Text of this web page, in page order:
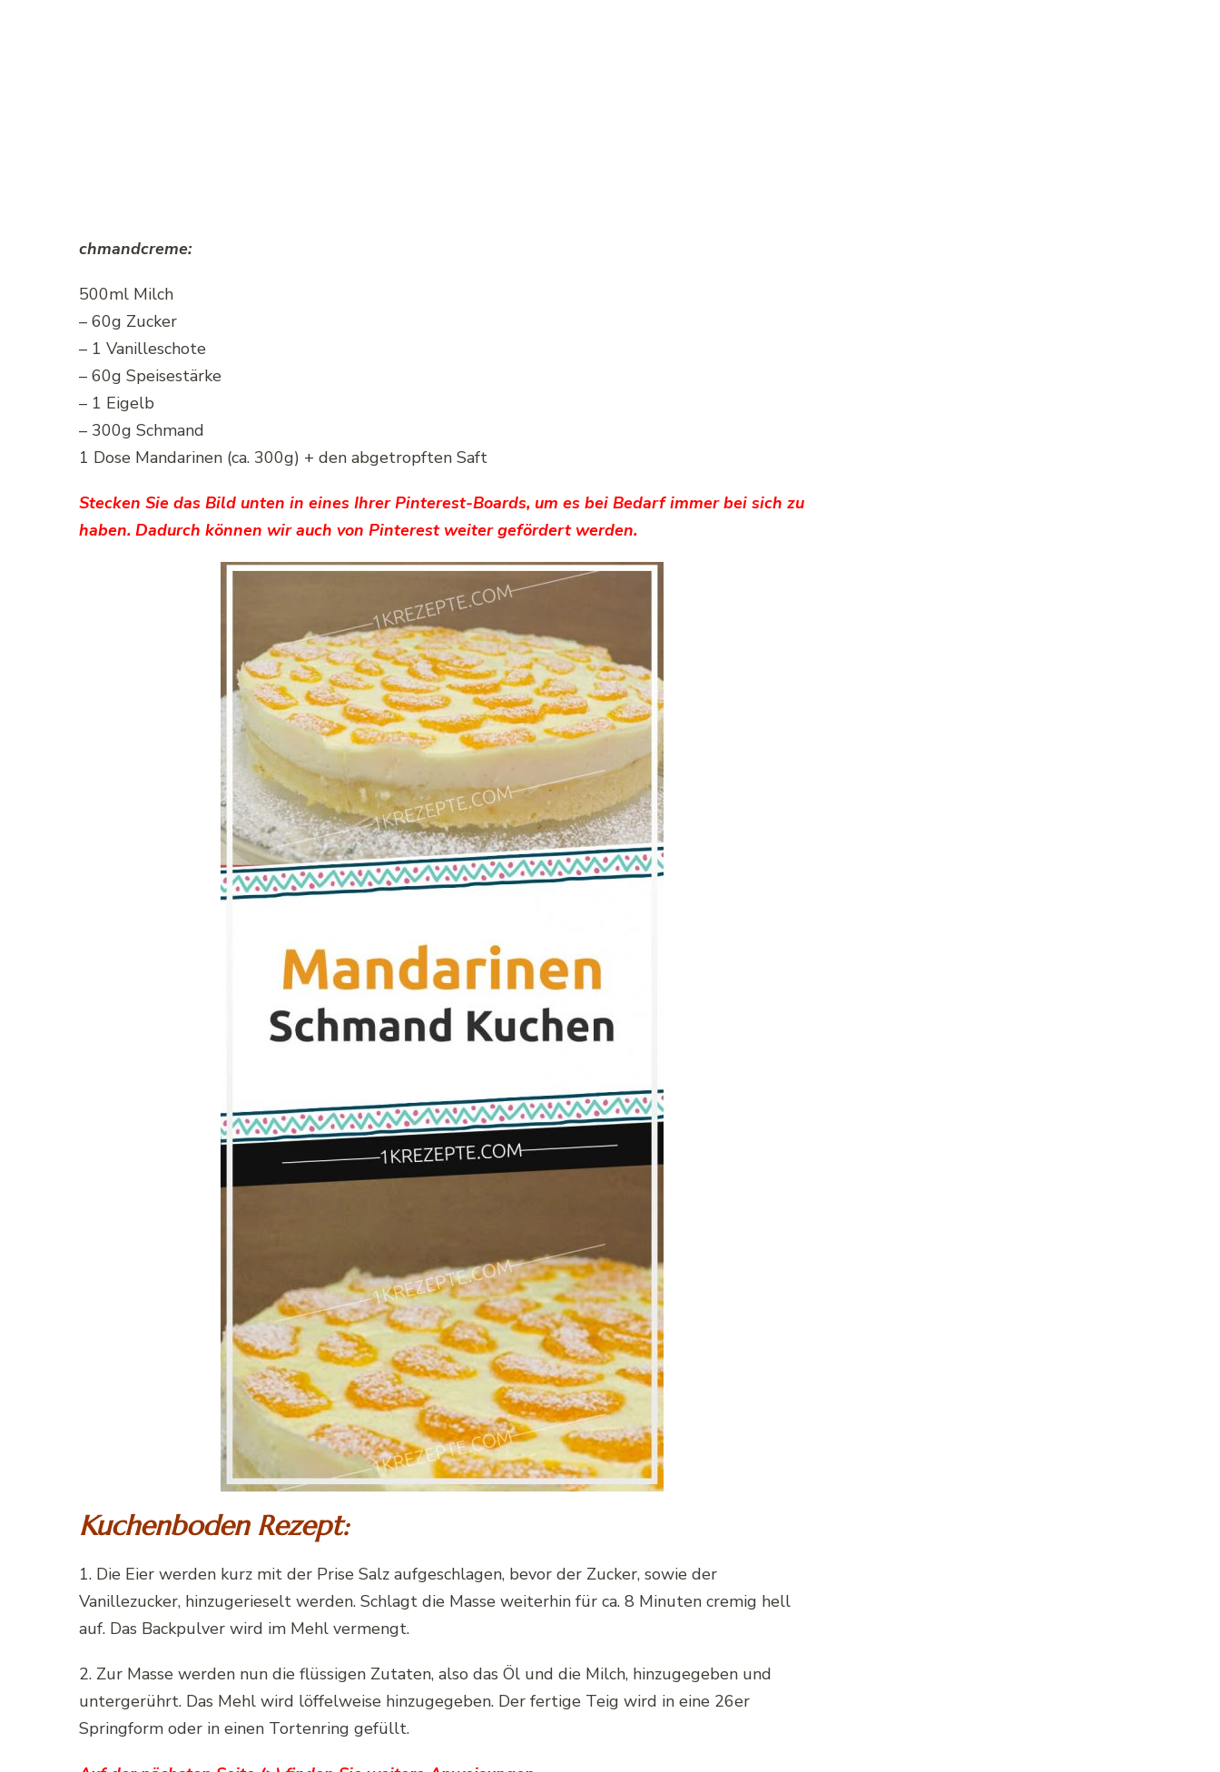
chmandcreme:
500ml Milch
– 60g Zucker
– 1 Vanilleschote
– 60g Speisestärke
– 1 Eigelb
– 300g Schmand
1 Dose Mandarinen (ca. 300g) + den abgetropften Saft
Stecken Sie das Bild unten in eines Ihrer Pinterest-Boards, um es bei Bedarf immer bei sich zu
haben. Dadurch können wir auch von Pinterest weiter gefördert werden.
Kuchenboden Rezept:
1. Die Eier werden kurz mit der Prise Salz aufgeschlagen, bevor der Zucker, sowie der
Vanillezucker, hinzugerieselt werden. Schlagt die Masse weiterhin für ca. 8 Minuten cremig hell
auf. Das Backpulver wird im Mehl vermengt.
2. Zur Masse werden nun die flüssigen Zutaten, also das Öl und die Milch, hinzugegeben und
untergerührt. Das Mehl wird löffelweise hinzugegeben. Der fertige Teig wird in eine 26er
Springform oder in einen Tortenring gefüllt.